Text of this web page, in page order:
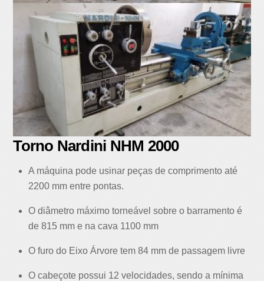
Torno Nardini NHM 2000
A máquina pode usinar peças de comprimento até
2200 mm entre pontas.
O diâmetro máximo torneável sobre o barramento é
de 815 mm e na cava 1100 mm
O furo do Eixo Árvore tem 84 mm de passagem livre
O cabeçote possui 12 velocidades, sendo a mínima